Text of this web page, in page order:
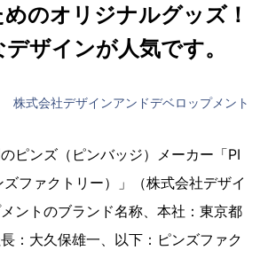
のオリジナルグッズ！
ザインが人気です。
株式会社デザインアンドデベロップメント
ピンズ（ピンバッジ）メーカー「PI
ファクトリー）」（株式会社デザイ
ントのブランド名称、本社：東京都
：大久保雄一、以下：ピンズファク